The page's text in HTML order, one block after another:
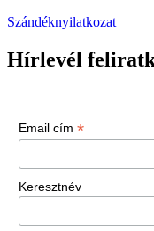
Szándéknyilatkozat
Hírlevél
Email cím *
Keresztnév